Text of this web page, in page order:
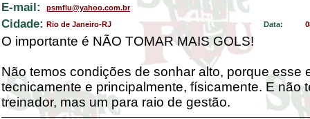
E-mail: psmflu@yahoo.com.br
Cidade: Rio de Janeiro-RJ Data:
O importante é NÃO TOMAR MAIS GOLS!
Não temos condições de sonhar alto, porque esse
tecnicamente e principalmente, físicamente. E não
treinador, mas um para raio de gestão.